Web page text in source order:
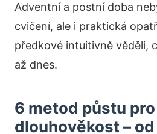
Adventní a postní doba
cvičení, ale i praktická
předkové intuitivně věděli,
až dnes.
6 metod půstu pro
dlouhověkost –